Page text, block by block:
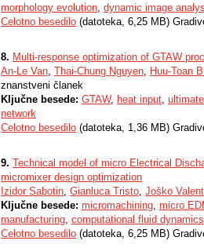
morphology evolution, dynamic image
Celotno besedilo (datoteka, 6,25 MB)
8. Multi-response optimization of GTAW
An-Le Van, Thai-Chung Nguyen, Huu-Toan
znanstveni članek
Ključne besede: GTAW, heat input,
network
Celotno besedilo (datoteka, 1,36 MB)
9. Technical model of micro Electrical
micromixer design optimization
Izidor Sabotin, Gianluca Tristo, Joško
Ključne besede: micromachining, micro
manufacturing, computational fluid dynamics
Celotno besedilo (datoteka, 6,25 MB)